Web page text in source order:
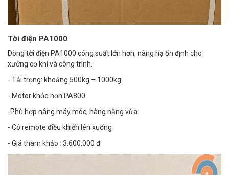
Tời điện PA1000
Dòng tời điện PA1000 công suất lớn hơn, nâng hạ ổn định cho
xưởng cơ khí và công trình.
- Tải trọng: khoảng 500kg – 1000kg
- Motor khỏe hơn PA800
-Phù hợp nâng máy móc, hàng nặng vừa
- Có remote điều khiển lên xuống
- Giá tham khảo : 3.600.000 đ